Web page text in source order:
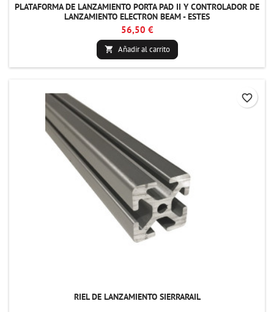
PLATAFORMA DE LANZAMIENTO PORTA PAD II Y CONTROLADOR DE
LANZAMIENTO ELECTRON BEAM - ESTES
56,50 €
 Añadir al carrito
RIEL DE LANZAMIENTO SIERRARAIL
favorite_border